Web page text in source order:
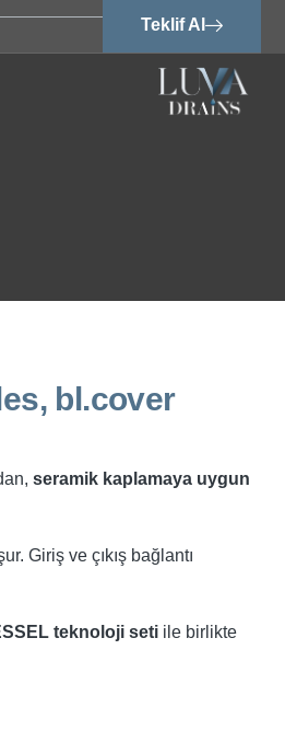
Teklif Al
bl.cover
seramik kaplamaya uygun
Giriş ve çıkış bağlantı
teknoloji setiile birlikte